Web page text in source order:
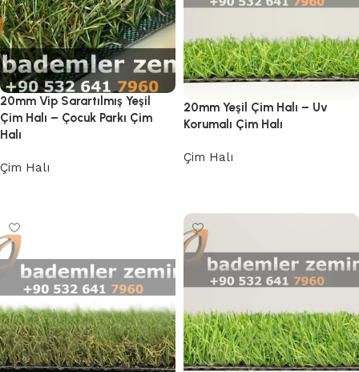
20mm Vip Sarartılmış Yeşil
Çim Halı – Çocuk Parkı Çim
Halı
Çim Halı
20mm Yeşil Çim Halı – Uv
Korumalı Çim Halı
Çim Halı